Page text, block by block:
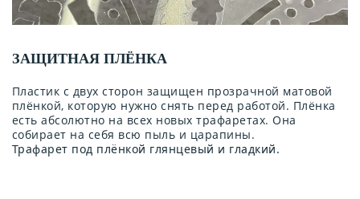
ЗАЩИТНАЯ ПЛЁНКА
Пластик с двух сторон защищен прозрачной матовой
плёнкой, которую нужно снять перед работой. Плёнка
есть абсолютно на всех новых трафаретах. Она
собирает на себя всю пыль и царапины.
Трафарет под плёнкой глянцевый и гладкий.